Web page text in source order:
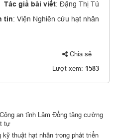
Tác giả bài viết: Đặng Thị Tú
tin: Viện Nghiên cứu hạt nhân
Chia sẻ
Lượt xem: 1583
an tỉnh Lâm Đồng tăng cường
tự
thuật hạt nhân trong phát triển